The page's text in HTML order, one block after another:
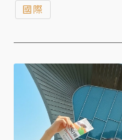
來源的中國旅客，
長，成功填補了陸客
外籍旅客消費以住宿
長期停留，在人均消
國際